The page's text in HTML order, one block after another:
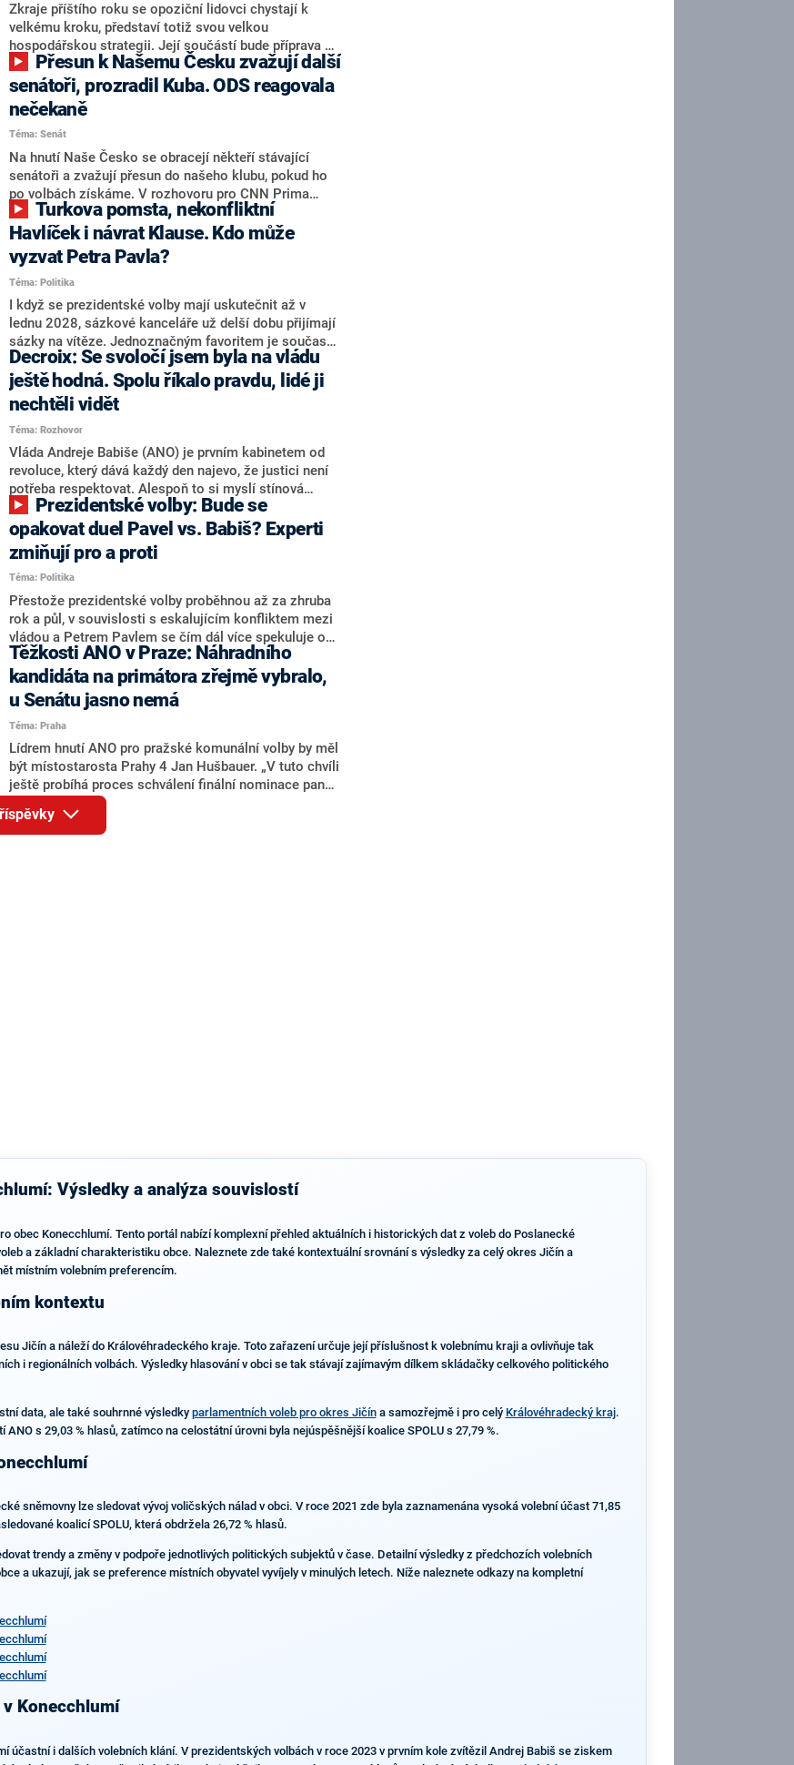
Zkraje příštího roku se opoziční lidovci chystají k
velkému kroku, představí totiž svou velkou
hospodářskou strategii. Její součástí bude příprava na
stárnutí populace, řekl ve středu na setkání s novináři
nový předseda lidovců Jan Grolich. Ten zároveň v
senátních volbách kandiduje ve Vyškově. Popsal i
aktivitu opozice, o níž vládní strany nebo političtí
komentátoři mluví jako o slabé a v defenzivě. „Je to
úmorná práce upozorňovat na chyby vlády. Ministři s
námi navíc nechodí do debat. Chceme ale ukazovat
svoje témata,“ odpověděl Grolich na dotaz CNN Prima
NEWS.
senátoři, prozradil Kuba. ODS reagovala
nečekaně
Téma: Senát
Na hnutí Naše Česko se obracejí někteří stávající
senátoři a zvažují přesun do našeho klubu, pokud ho
po volbách získáme. V rozhovoru pro CNN Prima
NEWS to řekl zakladatel hnutí a jihočeský hejtman
Martin Kuba. Konkrétní nebyl, ale získat by takto mohl
například senátora Zdeňka Hrabu, který je dnes
součástí klubu ODS a TOP 09. Hraba to na dotaz
redakce nevyloučil. Předseda klubu senátorů ODS
Zdeněk Nytra redakci řekl, že počítá s odchodem
některých senátorů z klubu a že Naše Česko není
nepřítel, ale soupeř.
Havlíček i návrat Klause. Kdo může
vyzvat Petra Pavla?
Téma: Politika
I když se prezidentské volby mají uskutečnit až v
lednu 2028, sázkové kanceláře už delší dobu přijímají
sázky na vítěze. Jednoznačným favoritem je současná
hlava státu Petr Pavel. Daleko za ním pak bookmakeři
zmiňují dva výrazné politiky ANO, tedy premiéra
Andreje Babiše a ministra průmyslu Karla Havlíčka.
Oblíbeným tipem samotných sázkařů je poslanec za
Motoristy Filip Turek. Politolog Jan Kubáček nicméně
o případné kandidatuře kohokoliv ze zmíněné trojice
značně pochybuje. Podle něj současná koalice dosud
nemá osobu, která by Pavlovi mohla konkurovat.
Decroix: Se svoločí jsem byla na vládu
ještě hodná. Spolu říkalo pravdu, lidé ji
nechtěli vidět
Téma: Rozhovor
Vláda Andreje Babiše (ANO) je prvním kabinetem od
revoluce, který dává každý den najevo, že justici není
potřeba respektovat. Alespoň to si myslí stínová
ministryně spravedlnosti ODS Eva Decroix. V
rozhovoru pro CNN Prima NEWS si nebrala servítky
ohledně politického výkonu svého nástupce Jeronýma
Tejce (za ANO) či vládní zmocněnkyně pro lidská
práva Taťány Malé (ANO). Označením „svoloč“ na
adresu vlády prý byla ještě hodná. Decroix se také
vrátila k volební porážce koalice Spolu či promluvila o
hnutí Naše Česko Martina Kuby.
opakovat duel Pavel vs. Babiš? Experti
zmiňují pro a proti
Téma: Politika
Přestože prezidentské volby proběhnou až za zhruba
rok a půl, v souvislosti s eskalujícím konfliktem mezi
vládou a Petrem Pavlem se čím dál více spekuluje o
tom, koho by do bitvy o Hrad mohla vyslat současná
koalice. Někteří političtí komentátoři znovu vytahují
jméno premiéra Andreje Babiše (ANO). Jak moc je
pravděpodobné, že se v prezidentských volbách 2028
bude znovu opakovat souboj z roku 2023?
Těžkosti ANO v Praze: Náhradního
kandidáta na primátora zřejmě vybralo,
u Senátu jasno nemá
Téma: Praha
Lídrem hnutí ANO pro pražské komunální volby by měl
být místostarosta Prahy 4 Jan Hušbauer. „V tuto chvíli
ještě probíhá proces schválení finální nominace pana
Jana Hušbauera Výborem hnutí ANO,“ uvedl pro
redakci místopředseda pražského ANO Martin
Benkovič. O Hušbauerovi se spekulovalo jako o
Výsledky a analýza souvislostí
obec Konecchlumí. Tento portál nabízí komplexní přehled aktuálních i historických dat z voleb do Poslanecké
a základní charakteristiku obce. Naleznete zde také kontextuální srovnání s výsledky za celý okres Jičín a
místním volebním preferencím.
kontextu
Jičín a náleží do Královéhradeckého kraje. Toto zařazení určuje její příslušnost k volebnímu kraji a ovlivňuje tak
i regionálních volbách. Výsledky hlasování v obci se tak stávají zajímavým dílkem skládačky celkového politického
data, ale také souhrnné výsledky parlamentních voleb pro okres Jičína samozřejmě i pro celý Královéhradecký kraj.
s 29,03 % hlasů, zatímco na celostátní úrovni byla nejúspěšnější koalice SPOLU s 27,79 %.
sněmovny lze sledovat vývoj voličských nálad v obci. V roce 2021 zde byla zaznamenána vysoká volební účast 71,85
koalicí SPOLU, která obdržela 26,72 % hlasů.
trendy a změny v podpoře jednotlivých politických subjektů v čase. Detailní výsledky z předchozích volebních
a ukazují, jak se preference místních obyvatel vyvíjely v minulých letech. Níže naleznete odkazy na kompletní
Konecchlumí
účastní i dalších volebních klání. V prezidentských volbách v roce 2023 v prvním kole zvítězil Andrej Babiš se ziskem